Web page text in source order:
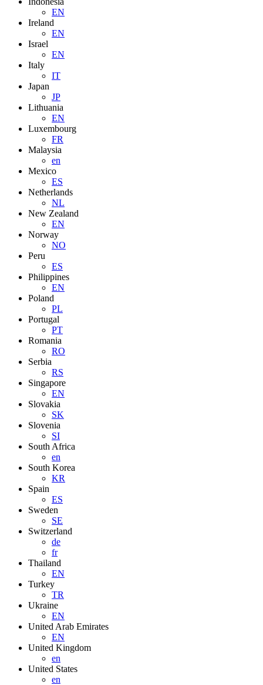
EN
Ireland
EN
Israel
EN
Italy
IT
Japan
JP
Lithuania
EN
Luxembourg
FR
Malaysia
en
Mexico
ES
Netherlands
NL
New Zealand
EN
Norway
NO
Peru
ES
Philippines
EN
Poland
PL
Portugal
PT
Romania
RO
Serbia
RS
Singapore
EN
Slovakia
SK
Slovenia
SI
South Africa
en
South Korea
KR
Spain
ES
Sweden
SE
Switzerland
de
fr
Thailand
EN
Turkey
TR
Ukraine
EN
United Arab Emirates
EN
United Kingdom
en
United States
en